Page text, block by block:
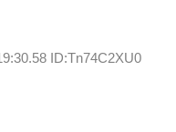
ID:Tn74C2XU0